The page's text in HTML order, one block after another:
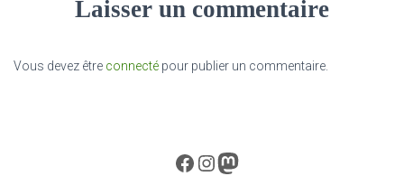
Laisser un commentaire
Vous devez être connecté pour publier un commentaire.
Facebook InstagramMastodon